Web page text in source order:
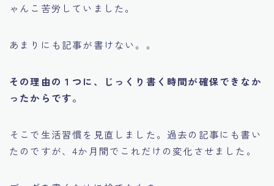
ゃんこ苦労していました。
あまりにも記事が書けない。。
その理由の１つに、じっくり書く時間が確保できなか
ったからです。
そこで生活習慣を見直しました。過去の記事にも書い
たのですが、4か月間でこれだけの変化させました。